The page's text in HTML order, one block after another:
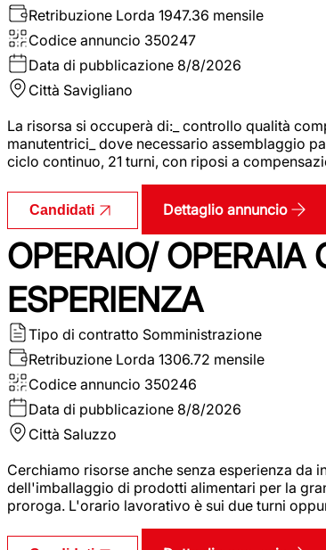
Retribuzione Lorda 1947.36 mensile
Codice annuncio 350247
Data di pubblicazione 8/8/2026
Città Savigliano
La risorsa si occuperà di:_ controllo qualità
manutentrici_ dove necessario assemblaggio
ciclo continuo, 21 turni, con riposi a
Candidati Dettaglio annuncio
OPERAIO/
ESPERIENZA
Tipo di contratto Somministrazione
Retribuzione Lorda 1306.72 mensile
Codice annuncio 350246
Data di pubblicazione 8/8/2026
Città Saluzzo
Cerchiamo risorse anche senza esperienza
dell'imballaggio di prodotti alimentari per la
proroga. L'orario lavorativo è sui due turni